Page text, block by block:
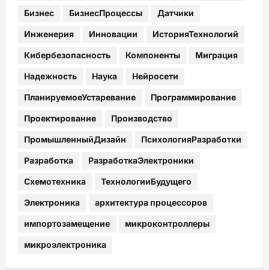
Бизнес БизнесПроцессы Датчики
Инженерия Инновации ИсторияТехнологий
Кибербезопасность Компоненты Миграция
Надежность Наука Нейросети
ПланируемоеУстаревание Программирование
Проектирование Производство
ПромышленныйДизайн ПсихологияРазработки
Разработка РазработкаЭлектроники
Схемотехника ТехнологииБудущего
Электроника архитектура процессоров
импортозамещение микроконтроллеры
микроэлектроника